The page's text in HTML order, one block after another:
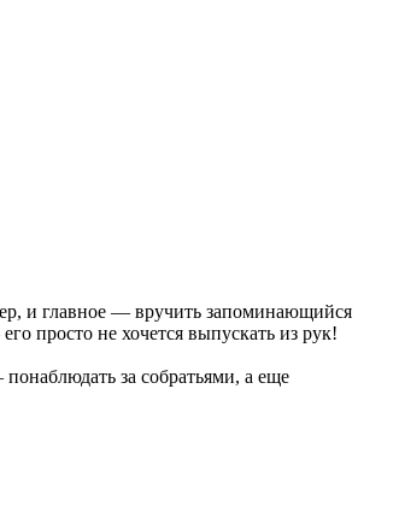
и главное — вручить запоминающийся
просто не хочется выпускать из рук!
за собратьями, а еще